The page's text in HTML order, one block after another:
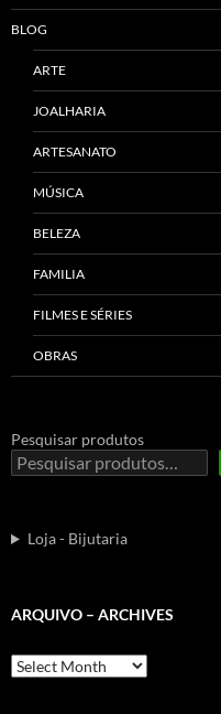
BLOG
ARTE
JOALHARIA
ARTESANATO
MÚSICA
BELEZA
FAMILIA
FILMES E SÉRIES
OBRAS
Pesquisar produtos
Loja - Bijutaria
ARQUIVO – ARCHIVES
Arquivo
–